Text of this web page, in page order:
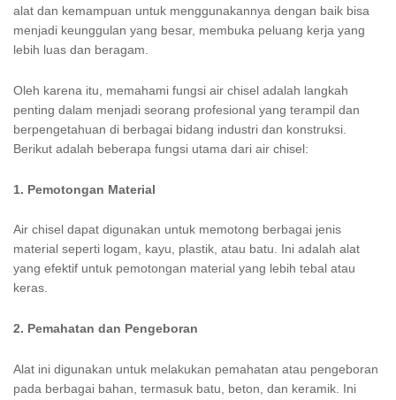
alat dan kemampuan untuk menggunakannya dengan baik bisa
menjadi keunggulan yang besar, membuka peluang kerja yang
lebih luas dan beragam.
Oleh karena itu, memahami fungsi air chisel adalah langkah
penting dalam menjadi seorang profesional yang terampil dan
berpengetahuan di berbagai bidang industri dan konstruksi.
Berikut adalah beberapa fungsi utama dari air chisel:
1. Pemotongan Material
Air chisel dapat digunakan untuk memotong berbagai jenis
material seperti logam, kayu, plastik, atau batu. Ini adalah alat
yang efektif untuk pemotongan material yang lebih tebal atau
keras.
2. Pemahatan dan Pengeboran
Alat ini digunakan untuk melakukan pemahatan atau pengeboran
pada berbagai bahan, termasuk batu, beton, dan keramik. Ini